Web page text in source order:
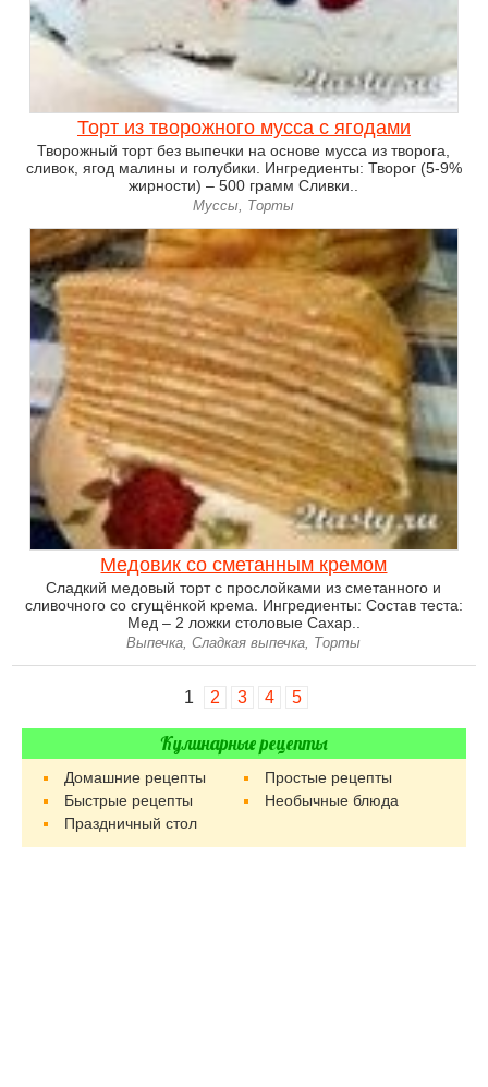
Торт из творожного мусса с ягодами
Творожный торт без выпечки на основе мусса из творога,
сливок, ягод малины и голубики. Ингредиенты: Творог (5-9%
жирности) – 500 грамм Сливки..
Муссы, Торты
Медовик со сметанным кремом
Сладкий медовый торт с прослойками из сметанного и
сливочного со сгущёнкой крема. Ингредиенты: Состав теста:
Мед – 2 ложки столовые Сахар..
Выпечка, Сладкая выпечка, Торты
1 2 3 4 5
Кулинарные рецепты
Домашние рецепты
Простые рецепты
Быстрые рецепты
Необычные блюда
Праздничный стол